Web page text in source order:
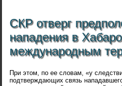
СКР отверг
нападения в
международным
При этом, по ее словам, «у
подтверждающих связь